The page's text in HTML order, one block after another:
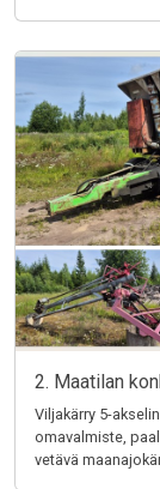
2. Maatilan
Viljakärry 5-
omavalmiste,
vetävä